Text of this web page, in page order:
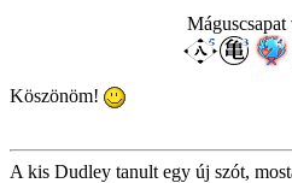
Máguscsapat
Köszönöm!
A kis Dudley tanult egy új szót,